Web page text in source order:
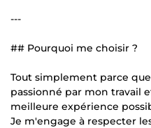
---
## Pourquoi me choisir ?
Tout simplement parce
passionné par mon travail
meilleure expérience
Je m'engage à respecter